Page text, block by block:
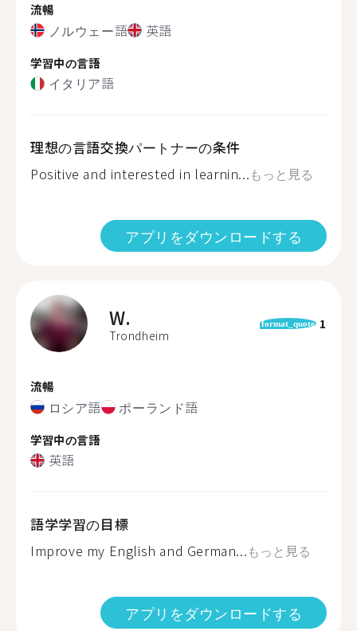
流暢
ノルウェー語 英語
学習中の言語
イタリア語
理想の言語交換パートナーの条件
Positive and interested in learnin...もっと見る
アプリをダウンロードする
W.
Trondheim
format_quote 1
流暢
ロシア語 ポーランド語
学習中の言語
英語
語学学習の目標
Improve my English and German...もっと見る
アプリをダウンロードする